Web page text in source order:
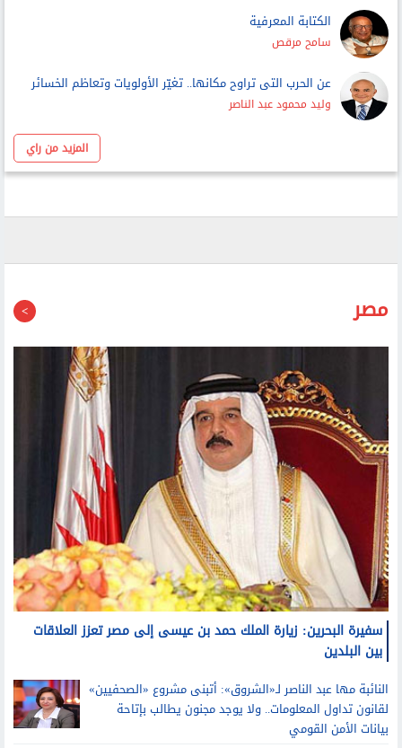
ثقة الصندوق وثقة المواطن
أشرف البربرى
اللحظة الحاسمة فى تقييم الصراع العربى - الصهيونى
علي محمد فخرو
سامح مرقص
عن الحرب التى تراوح مكانها.. تغيّر الأولويات وتعاظم الخسائر
مصر